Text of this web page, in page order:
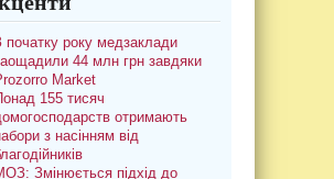
початку року медзаклади
44 млн грн завдяки
Market
Понад 155 тисяч
отримають
з насінням від
Змінюється підхід до